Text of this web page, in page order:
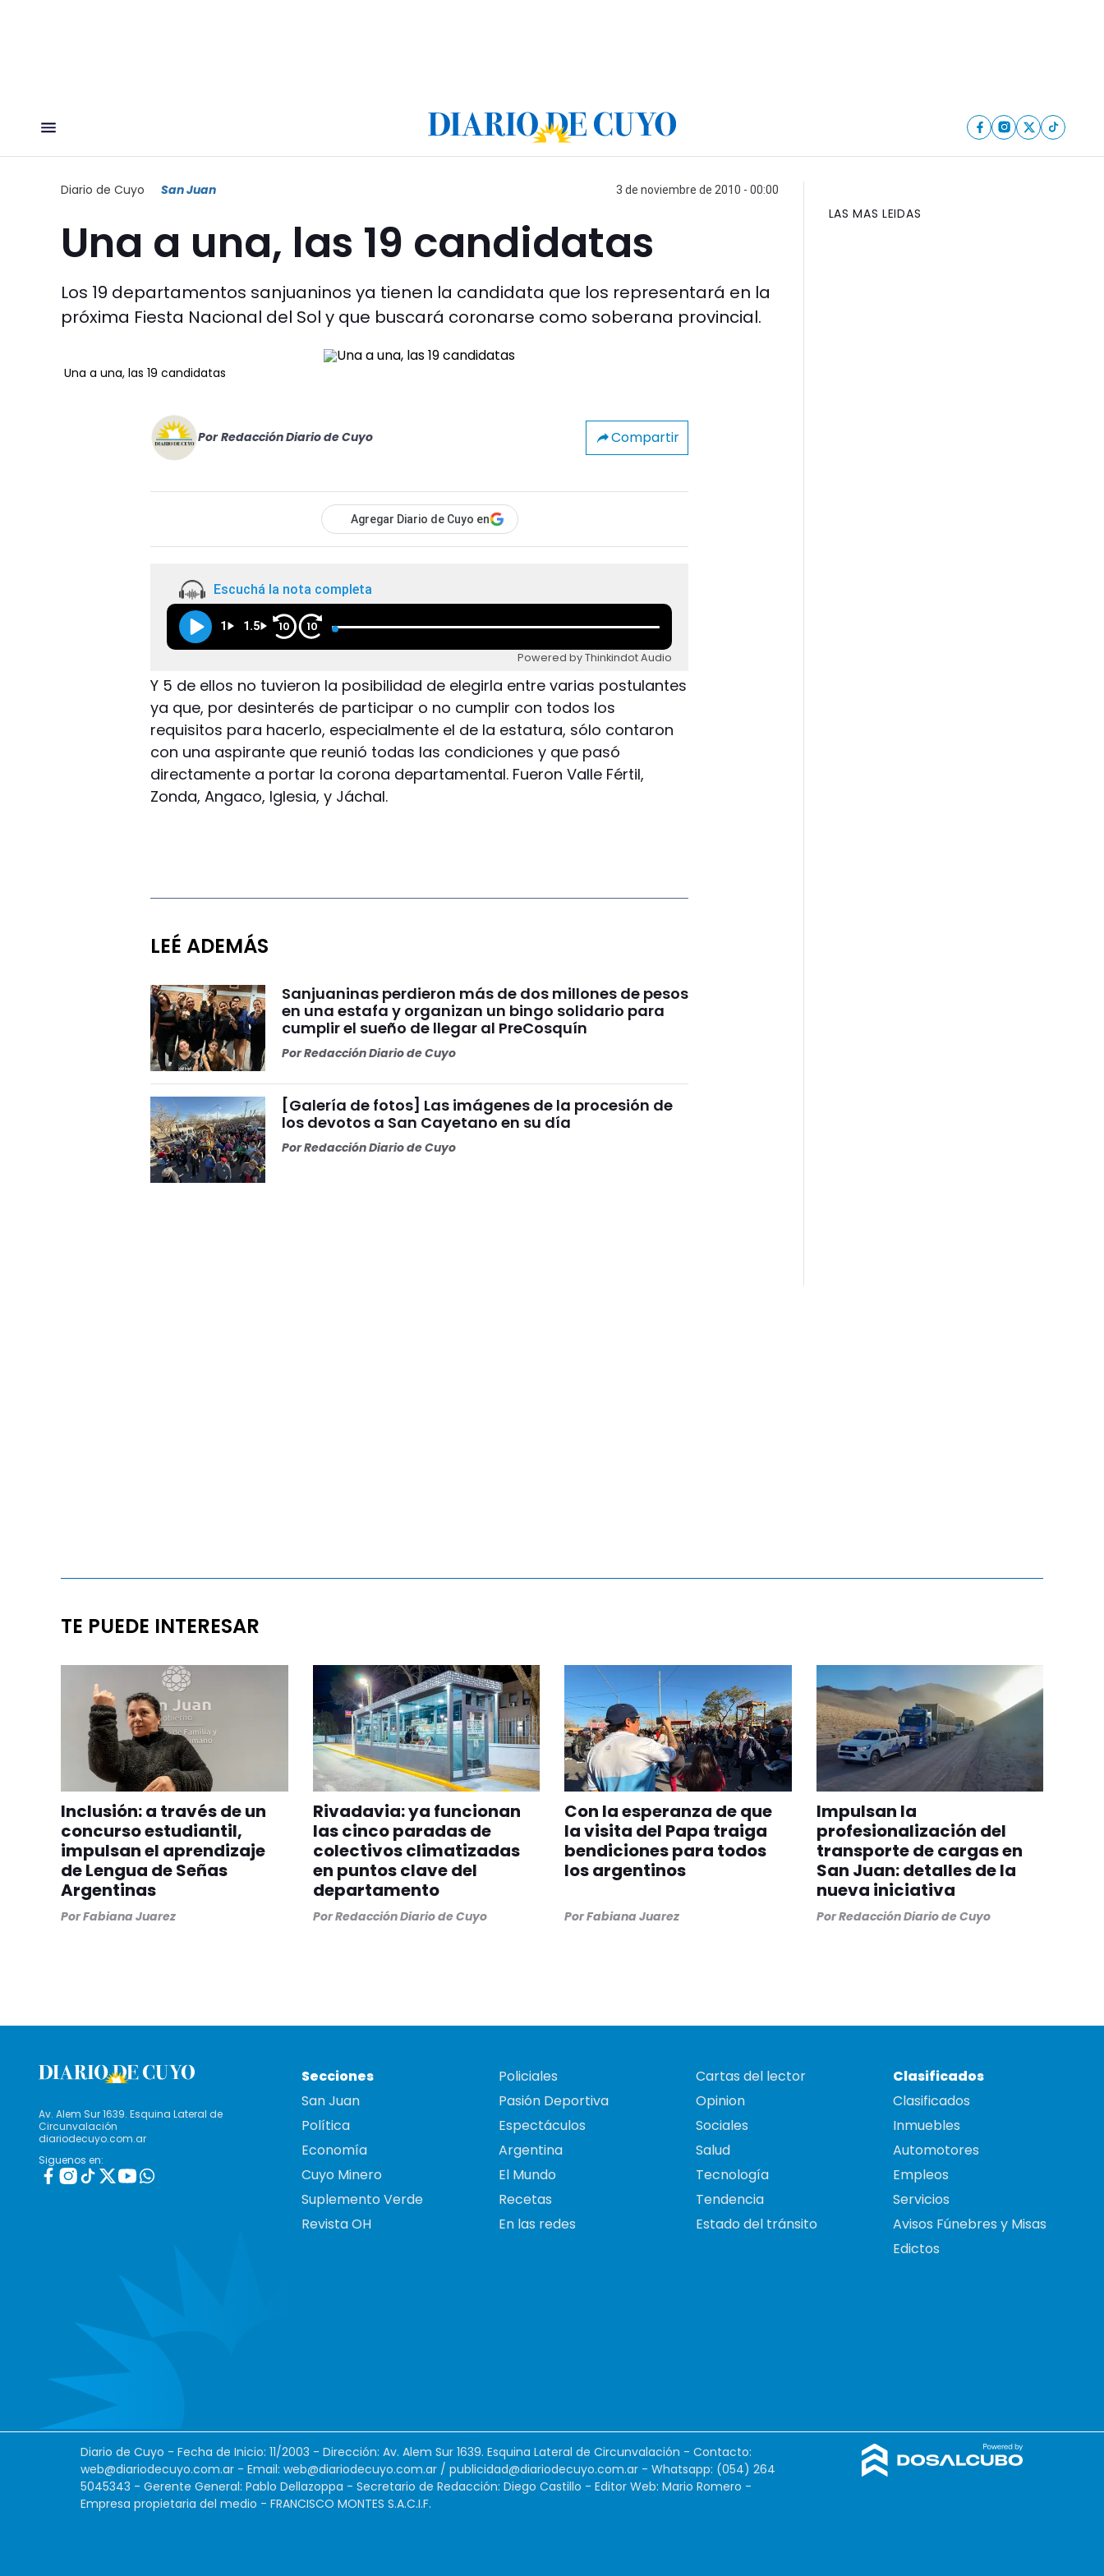
Diario de Cuyo San Juan 3 de noviembre de 2010 - 00:00
Una a una, las 19 candidatas
Los 19 departamentos sanjuaninos ya tienen la candidata que los representará en la
próxima Fiesta Nacional del Sol y que buscará coronarse como soberana provincial.
Una a una, las 19 candidatas
Por Redacción Diario de Cuyo Compartir
Agregar Diario de Cuyo en
Escuchá la nota completa
1 1.5 10 10
Powered by Thinkindot Audio
Y 5 de ellos no tuvieron la posibilidad de elegirla entre varias postulantes
ya que, por desinterés de participar o no cumplir con todos los
requisitos para hacerlo, especialmente el de la estatura, sólo contaron
con una aspirante que reunió todas las condiciones y que pasó
directamente a portar la corona departamental. Fueron Valle Fértil,
Zonda, Angaco, Iglesia, y Jáchal.
LEÉ ADEMÁS
Sanjuaninas perdieron más de dos millones de pesos
en una estafa y organizan un bingo solidario para
cumplir el sueño de llegar al PreCosquín
PorRedacción Diario de Cuyo
[Galería de fotos] Las imágenes de la procesión de
los devotos a San Cayetano en su día
PorRedacción Diario de Cuyo
LAS MAS LEIDAS
TE PUEDE INTERESAR
Inclusión: a través de un
concurso estudiantil,
impulsan el aprendizaje
de Lengua de Señas
Argentinas
PorFabiana Juarez
Rivadavia: ya funcionan
las cinco paradas de
colectivos climatizadas
en puntos clave del
departamento
PorRedacción Diario de Cuyo
Con la esperanza de que
la visita del Papa traiga
bendiciones para todos
los argentinos
PorFabiana Juarez
Impulsan la
profesionalización del
transporte de cargas en
San Juan: detalles de la
nueva iniciativa
PorRedacción Diario de Cuyo
Av. Alem Sur 1639. Esquina Lateral de
Circunvalación
diariodecuyo.com.ar
Siguenos en:
Secciones
San Juan
Política
Economía
Cuyo Minero
Suplemento Verde
Revista OH
Policiales
Pasión Deportiva
Espectáculos
Argentina
El Mundo
Recetas
En las redes
Cartas del lector
Opinion
Sociales
Salud
Tecnología
Tendencia
Estado del tránsito
Clasificados
Clasificados
Inmuebles
Automotores
Empleos
Servicios
Avisos Fúnebres y Misas
Edictos
Diario de Cuyo - Fecha de Inicio: 11/2003 - Dirección: Av. Alem Sur 1639. Esquina Lateral de Circunvalación - Contacto:
web@diariodecuyo.com.ar - Email: web@diariodecuyo.com.ar / publicidad@diariodecuyo.com.ar - Whatsapp: (054) 264
5045343 - Gerente General: Pablo Dellazoppa - Secretario de Redacción: Diego Castillo - Editor Web: Mario Romero -
Empresa propietaria del medio - FRANCISCO MONTES S.A.C.I.F.